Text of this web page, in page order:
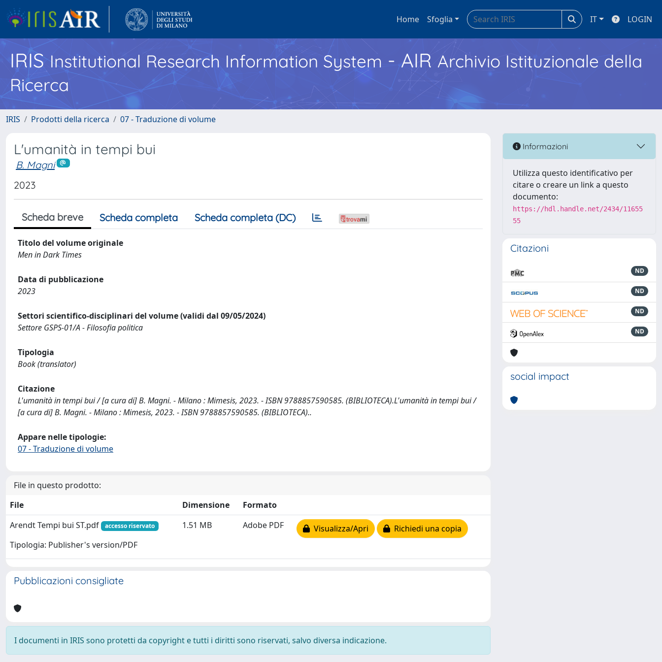
Home Sfoglia IT LOGIN
IRISInstitutional Research Information System - AIR Archivio Istituzionale della
Ricerca
IRIS Prodotti della ricerca 07 - Traduzione di volume
L'umanità in tempi bui
B. Magni
2023
Scheda breve Scheda completa Scheda completa (DC)
Titolo del volume originale
Men in Dark Times
Data di pubblicazione
2023
Settori scientifico-disciplinari del volume (validi dal 09/05/2024)
Settore GSPS-01/A - Filosofia politica
Tipologia
Book (translator)
Citazione
L'umanità in tempi bui / [a cura di] B. Magni. - Milano : Mimesis, 2023. - ISBN 9788857590585. (BIBLIOTECA).L'umanità in tempi bui /
[a cura di] B. Magni. - Milano : Mimesis, 2023. - ISBN 9788857590585. (BIBLIOTECA)..
Appare nelle tipologie:
07 - Traduzione di volume
File in questo prodotto:
File
Dimensione
Formato
Arendt Tempi bui ST.pdf
accesso riservato
Tipologia: Publisher's version/PDF
1.51 MB Adobe PDF Visualizza/Apri Richiedi una copia
Pubblicazioni consigliate
I documenti in IRIS sono protetti da copyright e tutti i diritti sono riservati, salvo diversa indicazione.
Informazioni
Utilizza questo identificativo per
citare o creare un link a questo
documento:
https://hdl.handle.net/2434/11655
55
Citazioni
ND
ND
ND
ND
social impact